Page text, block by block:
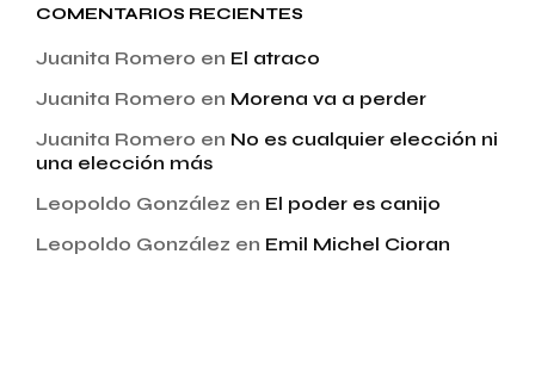
COMENTARIOS RECIENTES
Juanita Romero en El atraco
Juanita Romero en Morena va a perder
Juanita Romero en No es cualquier elección ni
una elección más
Leopoldo González en El poder es canijo
Leopoldo González en Emil Michel Cioran